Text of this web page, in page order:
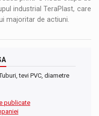
industrial TeraPlast, care
majoritar de actiuni.
tevi PVC, diametre
publicate